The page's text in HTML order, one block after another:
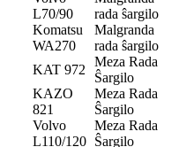
L70/90
rada ŝargilo
Komatsu
WA270
Malgranda
rada ŝargilo
KAT 972
Meza Rada
Ŝargilo
KAZO
821
Meza Rada
Ŝargilo
Volvo
L110/120
Meza Rada
Ŝargilo